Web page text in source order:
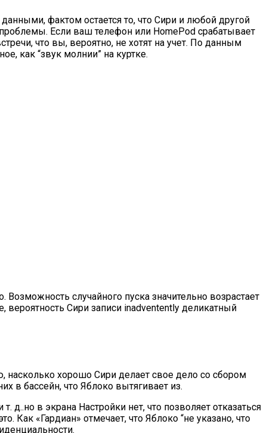
данными, фактом остается то, что Сири и любой другой
Если ваш телефон или HomePod срабатывает
что вы, вероятно, не хотят на учет. По данным
как “звук молнии” на куртке.
случайного пуска значительно возрастает
Сири записи inadventently деликатный
насколько хорошо Сири делает свое дело со сбором
в бассейн, что Яблоко вытягивает из.
в экрана Настройки нет, что позволяет отказаться
Как «Гардиан» отмечает, что Яблоко “не указано, что